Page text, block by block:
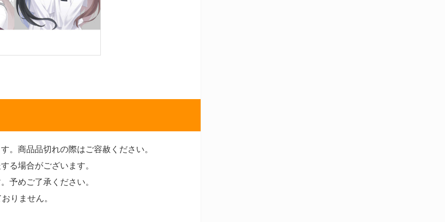
。商品品切れの際はご容赦ください。
る場合がございます。
予めご了承ください。
りません。